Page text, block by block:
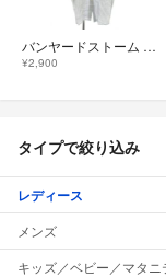
バンヤードストーム シャツ ワンピース 麻 1 水色 無地 長袖 /JP
¥2,900
タイプで絞り込み
レディース
メンズ
キッズ／ベビー／マタニ